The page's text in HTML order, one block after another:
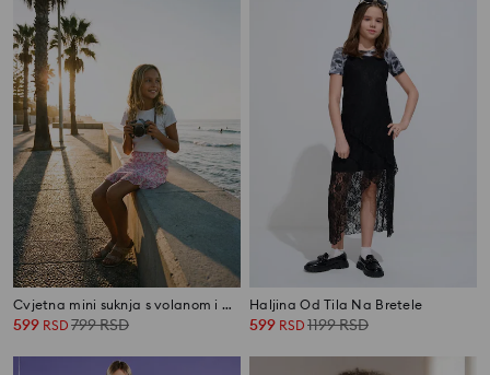
Cvjetna mini suknja s volanom i postavom
599 RSD 799RSD
Haljina Od Tila Na Bretele
599 RSD 1199RSD